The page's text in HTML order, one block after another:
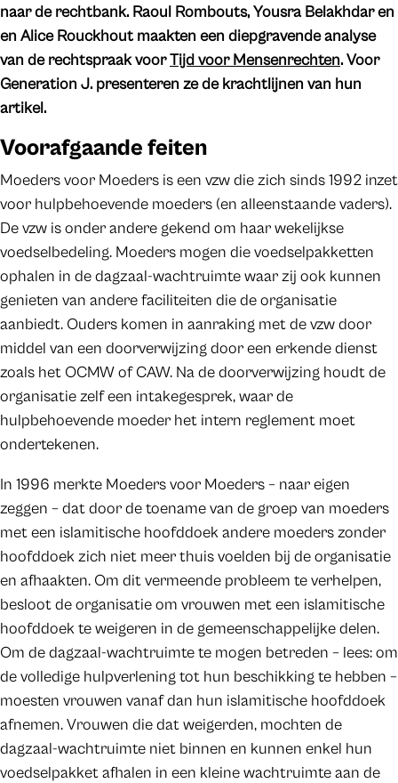
naar de rechtbank. Raoul Rombouts, Yousra Belakhdar en
en Alice Rouckhout maakten een diepgravende analyse
van de rechtspraak voorTijd voor Mensenrechten. Voor
Generation J. presenteren ze de krachtlijnen van hun
artikel.
Voorafgaande feiten
Moeders voor Moeders is een vzw die zich sinds 1992 inzet
voor hulpbehoevende moeders (en alleenstaande vaders).
De vzw is onder andere gekend om haar wekelijkse
voedselbedeling. Moeders mogen die voedselpakketten
ophalen in de dagzaal-wachtruimte waar zij ook kunnen
genieten van andere faciliteiten die de organisatie
aanbiedt. Ouders komen in aanraking met de vzw door
middel van een doorverwijzing door een erkende dienst
zoals het OCMW of CAW. Na de doorverwijzing houdt de
organisatie zelf een intakegesprek, waar de
hulpbehoevende moeder het intern reglement moet
ondertekenen.
In 1996 merkte Moeders voor Moeders – naar eigen
zeggen – dat door de toename van de groep van moeders
met een islamitische hoofddoek andere moeders zonder
hoofddoek zich niet meer thuis voelden bij de organisatie
en afhaakten. Om dit vermeende probleem te verhelpen,
besloot de organisatie om vrouwen met een islamitische
hoofddoek te weigeren in de gemeenschappelijke delen.
Om de dagzaal-wachtruimte te mogen betreden – lees: om
de volledige hulpverlening tot hun beschikking te hebben –
moesten vrouwen vanaf dan hun islamitische hoofddoek
afnemen. Vrouwen die dat weigerden, mochten de
dagzaal-wachtruimte niet binnen en kunnen enkel hun
voedselpakket afhalen in een kleine wachtruimte aan de